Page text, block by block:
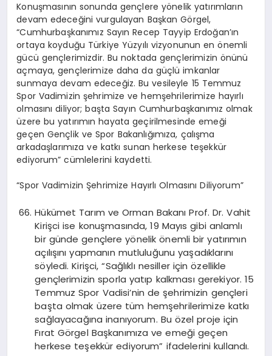
Konuşmasının sonunda gençlere yönelik yatırımların
devam edeceğini vurgulayan Başkan Görgel,
“Cumhurbaşkanımız Sayın Recep Tayyip Erdoğan’ın
ortaya koyduğu Türkiye Yüzyılı vizyonunun en önemli
gücü gençlerimizdir. Bu noktada gençlerimizin önünü
açmaya, gençlerimize daha da güçlü imkanlar
sunmaya devam edeceğiz. Bu vesileyle 15 Temmuz
Spor Vadimizin şehrimize ve hemşehrilerimize hayırlı
olmasını diliyor; başta Sayın Cumhurbaşkanımız olmak
üzere bu yatırımın hayata geçirilmesinde emeği
geçen Gençlik ve Spor Bakanlığımıza, çalışma
arkadaşlarımıza ve katkı sunan herkese teşekkür
ediyorum” cümlelerini kaydetti.
“Spor Vadimizin Şehrimize Hayırlı Olmasını Diliyorum”
Hükümet Tarım ve Orman Bakanı Prof. Dr. Vahit
Kirişci ise konuşmasında, 19 Mayıs gibi anlamlı
bir günde gençlere yönelik önemli bir yatırımın
açılışını yapmanın mutluluğunu yaşadıklarını
söyledi. Kirişci, “Sağlıklı nesiller için özellikle
gençlerimizin sporla yatıp kalkması gerekiyor. 15
Temmuz Spor Vadisi’nin de şehrimizin gençleri
başta olmak üzere tüm hemşehrilerimize katkı
sağlayacağına inanıyorum. Bu özel proje için
Fırat Görgel Başkanımıza ve emeği geçen
herkese teşekkür ediyorum” ifadelerini kullandı.